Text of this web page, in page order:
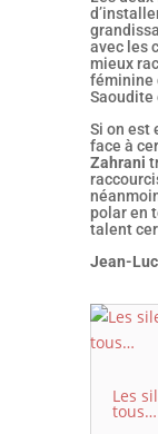
avec les
mieux
féminine
Saoudite
Si on est
face à
Zahrani
polar en
talent
Jean-Luc
Les
tous…